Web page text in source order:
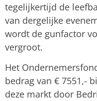
tegelijkertijd de
van dergelijke
wordt de gunfactor
vergroot.
Het
bedrag van € 7551,-
deze markt door